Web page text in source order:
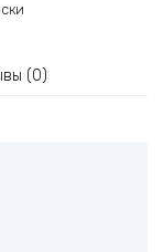
(0)